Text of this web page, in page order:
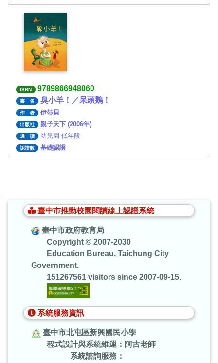
ISBN 9789866948060
書 名 臭小羊！／呆頭鵝！
作 者 伊莎貝
出版社 親子天下 (2006年)
適 讀 幼兒園 低年段
認證數 基礎認證
臺中市推動校園閱讀線上認證系統
臺中市政府教育局
Copyright © 2007-2030
Education Bureau, Taichung City
Government.
151267561 visitors since 2007-09-15.
系統服務資訊
臺中市北屯區新興國民小學
程式設計與系統維運：阿吉老師
系統諮詢服務：